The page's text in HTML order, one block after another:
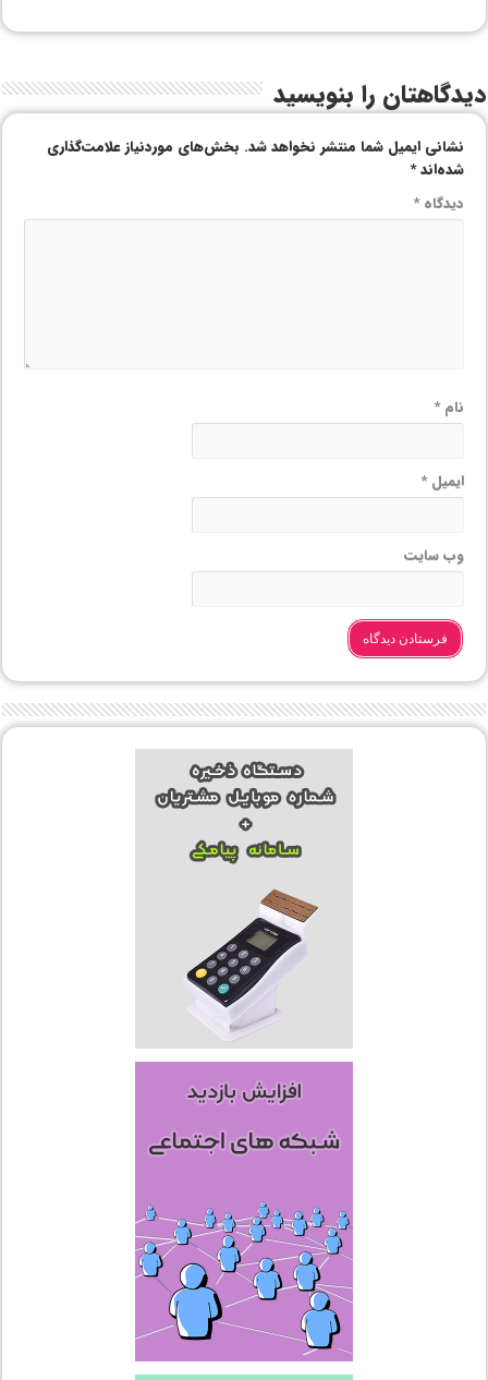
دیدگاهتان را بنویسید
نشانی ایمیل شما منتشر نخواهد شد. بخش‌های موردنیاز علامت‌گذاری
شده‌اند*
دیدگاه*
نام*
ایمیل*
وب‌ سایت